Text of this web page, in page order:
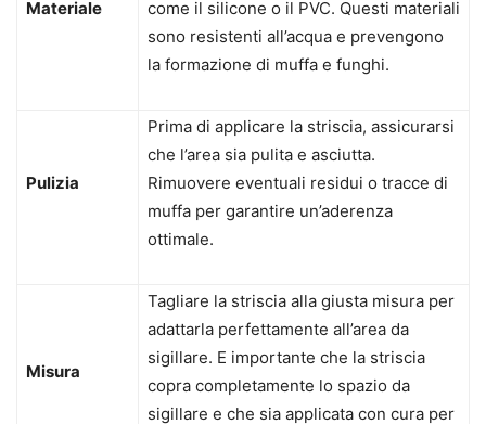
Materiale
come il silicone o il PVC. Questi materiali
sono resistenti all’acqua e prevengono
la formazione di muffa e funghi.
Pulizia
Prima di applicare la striscia, assicurarsi
che l’area sia pulita e asciutta.
Rimuovere eventuali residui o tracce di
muffa per garantire un’aderenza
ottimale.
Misura
Tagliare la striscia alla giusta misura per
adattarla perfettamente all’area da
sigillare. E importante che la striscia
copra completamente lo spazio da
sigillare e che sia applicata con cura per